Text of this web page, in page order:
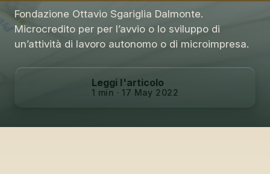
Fondazione Ottavio Sgariglia Dalmonte.
Microcredito per per l’avvio o lo sviluppo di
un’attività di lavoro autonomo o di microimpresa.
Leggi l'articolo
1 min · 17 May 2022